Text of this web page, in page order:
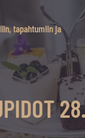
tapahtumiin ja